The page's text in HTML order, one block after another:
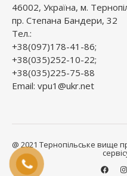
46002, Україна, м.
пр. Степана Бандери, 32
Тел.:
+38(097)178-41-86;
+38(035)252-10-22;
+38(035)225-75-88
Email: vpu1@ukr.net
@ 2021 Тернопільське вище